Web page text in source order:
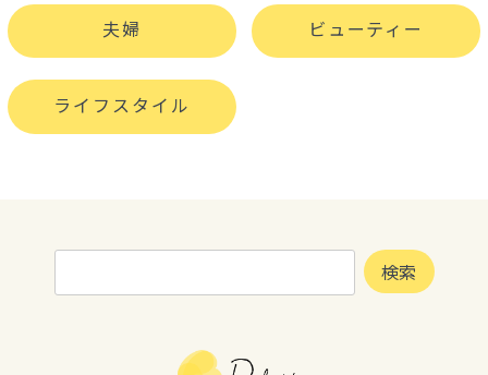
夫婦 ビューティー
ライフスタイル
検
検索